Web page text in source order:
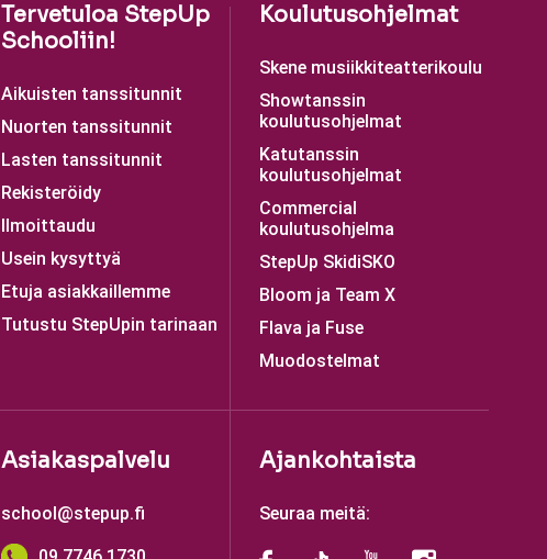
Tervetuloa StepUp
Schooliin!
Aikuisten tanssitunnit
Nuorten tanssitunnit
Lasten tanssitunnit
Rekisteröidy
Ilmoittaudu
Usein kysyttyä
Etuja asiakkaillemme
Tutustu StepUpin tarinaan
Koulutusohjelmat
Skene musiikkiteatterikoulu
Showtanssin
koulutusohjelmat
Katutanssin
koulutusohjelmat
Commercial
koulutusohjelma
StepUp SkidiSKO
Bloom ja Team X
Flava ja Fuse
Muodostelmat
Asiakaspalvelu
school@stepup.fi
Ajankohtaista
Seuraa meitä: